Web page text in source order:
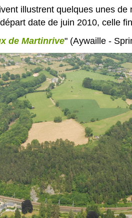
illustrent quelques unes
date de juin 2010, celle
de Martinrive" (Aywaille -